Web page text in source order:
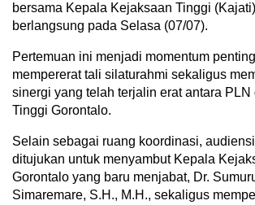
bersama Kepala Kejaksaan Tinggi
berlangsung pada Selasa (07/07).
Pertemuan ini menjadi momentum
mempererat tali silaturahmi sekaligus
sinergi yang telah terjalin erat antara
Tinggi Gorontalo.
Selain sebagai ruang koordinasi,
ditujukan untuk menyambut Kepala
Gorontalo yang baru menjabat, Dr.
Simaremare, S.H., M.H., sekaligus